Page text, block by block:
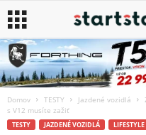
Domov TESTY Jazdené vozidlá
s V12 musíte zažiť
TESTY JAZDENÉ VOZIDLÁ LIFESTYLE